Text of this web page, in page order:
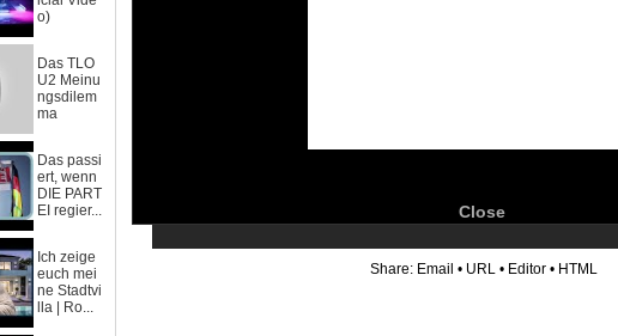
o)
Das TLO
U2 Meinu
ngsdilem
ma
Das passi
ert, wenn
DIE PART
EI regier...
Ich zeige
euch mei
ne Stadtvi
lla | Ro...
Close
Share: Email • URL • Editor • HTML